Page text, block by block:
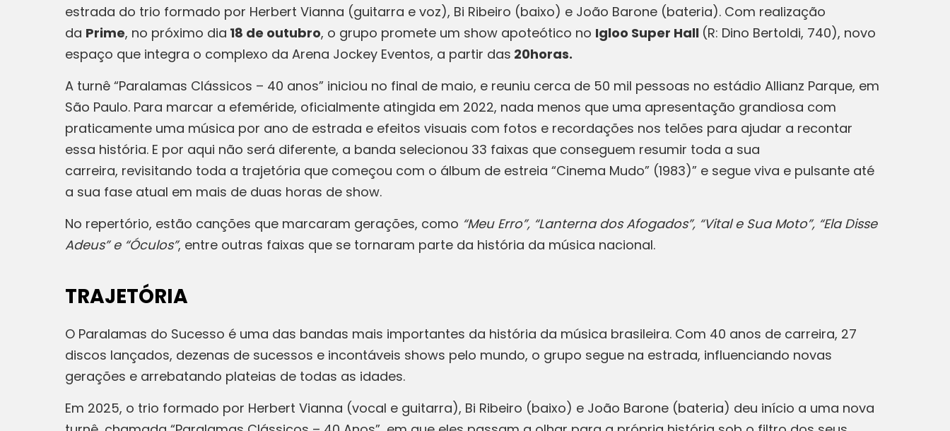
estrada do trio formado por Herbert Vianna (guitarra e voz), Bi Ribeiro (baixo) e João Barone (bateria). Com realização
da Prime, no próximo dia 18 de outubro, o grupo promete um show apoteótico no Igloo Super Hall (R: Dino Bertoldi, 740), novo
espaço que integra o complexo da Arena Jockey Eventos, a partir das 20horas.
A turnê “Paralamas Clássicos – 40 anos” iniciou no final de maio, e reuniu cerca de 50 mil pessoas no estádio Allianz Parque, em
São Paulo. Para marcar a efeméride, oficialmente atingida em 2022, nada menos que uma apresentação grandiosa com
praticamente uma música por ano de estrada e efeitos visuais com fotos e recordações nos telões para ajudar a recontar
essa história. E por aqui não será diferente, a banda selecionou 33 faixas que conseguem resumir toda a sua
carreira, revisitando toda a trajetória que começou com o álbum de estreia “Cinema Mudo” (1983)” e segue viva e pulsante até
a sua fase atual em mais de duas horas de show.
No repertório, estão canções que marcaram gerações, como “Meu Erro”, “Lanterna dos Afogados”, “Vital e Sua Moto”, “Ela Disse
Adeus” e “Óculos”, entre outras faixas que se tornaram parte da história da música nacional.
TRAJETÓRIA
O Paralamas do Sucesso é uma das bandas mais importantes da história da música brasileira. Com 40 anos de carreira, 27
discos lançados, dezenas de sucessos e incontáveis shows pelo mundo, o grupo segue na estrada, influenciando novas
gerações e arrebatando plateias de todas as idades.
Em 2025, o trio formado por Herbert Vianna (vocal e guitarra), Bi Ribeiro (baixo) e João Barone (bateria) deu início a uma nova